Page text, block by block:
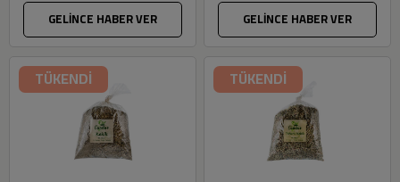
GELİNCE HABER VER GELİNCE HABER VER
TÜKENDİ TÜKENDİ